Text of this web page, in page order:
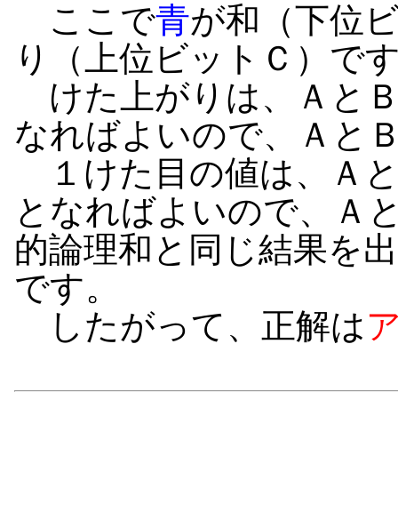
ここで青が和（下位
り（上位ビットＣ）で
けた上がりは、Ａと
なればよいので、Ａと
１けた目の値は、Ａ
となればよいので、Ａ
的論理和と同じ結果を
です。
したがって、正解は